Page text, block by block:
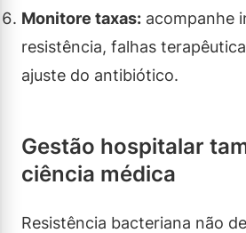
Monitore taxas: acompanhe
resistência, falhas
ajuste do antibiótico.
Gestão hospitalar
ciência médica
Resistência bacteriana não